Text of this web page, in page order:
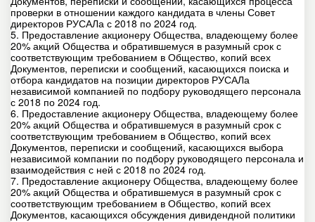
проверки в отношении каждого кандидата в члены Совет
директоров РУСАЛа с 2018 по 2024 год.
5. Предоставление акционеру Общества, владеющему более
20% акций Общества и обратившемуся в разумный срок с
соответствующим требованием в Общество, копий всех
Документов, переписки и сообщений, касающихся поиска и
отбора кандидатов на позиции директоров РУСАЛа
независимой компанией по подбору руководящего персонала
с 2018 по 2024 год.
6. Предоставление акционеру Общества, владеющему более
20% акций Общества и обратившемуся в разумный срок с
соответствующим требованием в Общество, копий всех
Документов, переписки и сообщений, касающихся выбора
независимой компании по подбору руководящего персонала и
взаимодействия с ней с 2018 по 2024 год.
7. Предоставление акционеру Общества, владеющему более
20% акций Общества и обратившемуся в разумный срок с
соответствующим требованием в Общество, копий всех
Документов, касающихся обсуждения дивидендной политики